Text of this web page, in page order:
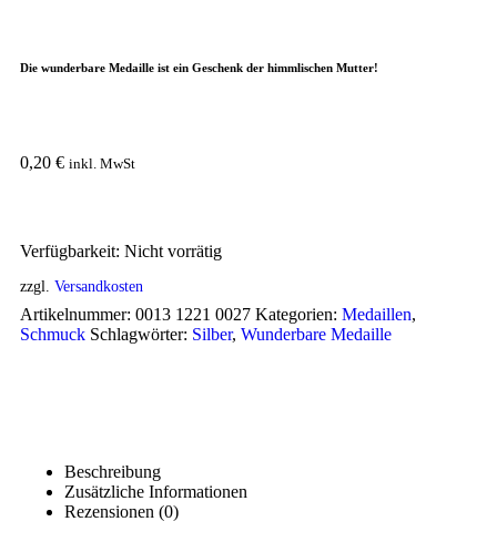
Die wunderbare Medaille ist ein Geschenk der himmlischen Mutter!
0,20 € inkl. MwSt
Verfügbarkeit: Nicht vorrätig
zzgl. Versandkosten
Artikelnummer: 0013 1221 0027 Kategorien: Medaillen,
Schmuck Schlagwörter: Silber, Wunderbare Medaille
Beschreibung
Zusätzliche Informationen
Rezensionen (0)